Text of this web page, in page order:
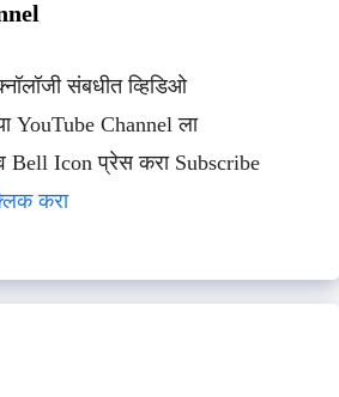
संबधीत व्हिडिओ
YouTube Channel ला
Bell Icon प्रेस करा Subscribe
करा